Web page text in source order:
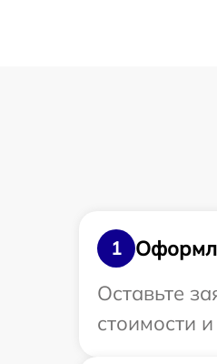
1
Оставьте
стоимости